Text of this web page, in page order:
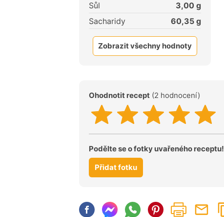
Sůl
3,00 g
Sacharidy
60,35 g
Zobrazit všechny hodnoty
Ohodnotit recept (2 hodnocení)
Podělte se o fotky uvařeného receptu!
Přidat fotku